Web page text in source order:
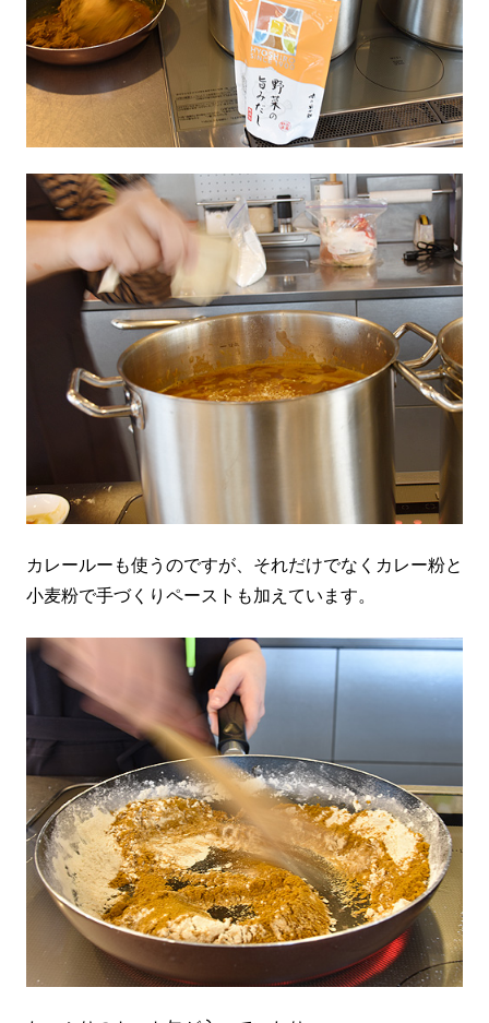
カレールーも使うのですが、それだけでなくカレー粉と
小麦粉で手づくりペーストも加えています。